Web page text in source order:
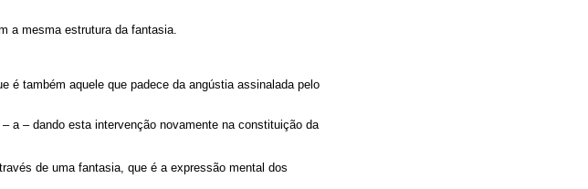
a mesma estrutura da fantasia.
é também aquele que padece da angústia assinalada pelo
a – dando esta intervenção novamente na constituição da
de uma fantasia, que é a expressão mental dos